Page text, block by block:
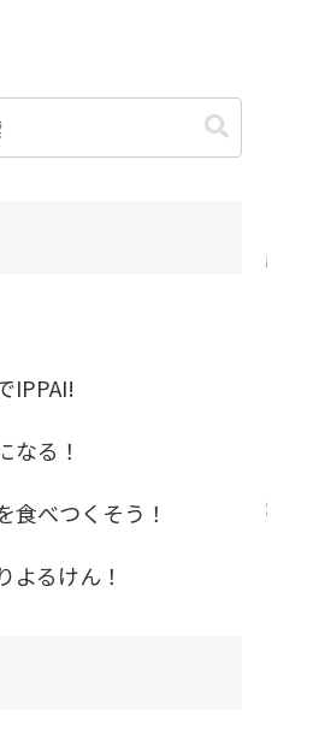
IPPAI!
なる！
食べつくそう！
よるけん！